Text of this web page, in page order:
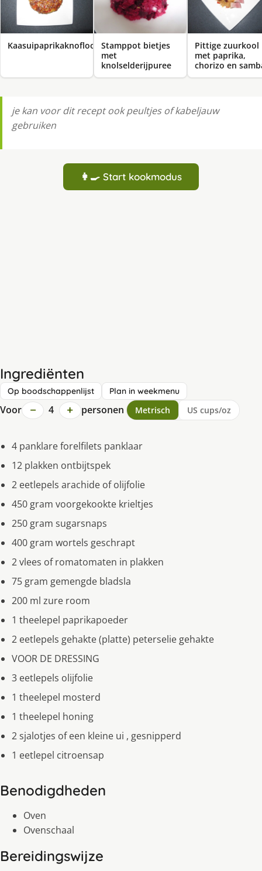
Kaasuipaprikaknoflookchampignongehakttaart
Stamppot bietjes
met
knolselderijpuree
Pittige zuurkool
met paprika,
chorizo en
je kan voor dit recept ook peultjes of kabeljauw
gebruiken
👩‍🍳 Start kookmodus
Ingrediënten
Op boodschappenlijst Plan in weekmenu
Voor − 4 + personen Metrisch US cups/oz
4 panklare forelfilets panklaar
12 plakken ontbijtspek
2 eetlepels arachide of olijfolie
450 gram voorgekookte krieltjes
250 gram sugarsnaps
400 gram wortels geschrapt
2 vlees of romatomaten in plakken
75 gram gemengde bladsla
200 ml zure room
1 theelepel paprikapoeder
2 eetlepels gehakte (platte) peterselie gehakte
VOOR DE DRESSING
3 eetlepels olijfolie
1 theelepel mosterd
1 theelepel honing
2 sjalotjes of een kleine ui , gesnipperd
1 eetlepel citroensap
Benodigdheden
Oven
Ovenschaal
Bereidingswijze